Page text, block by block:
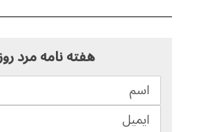
هفته نامه مرد